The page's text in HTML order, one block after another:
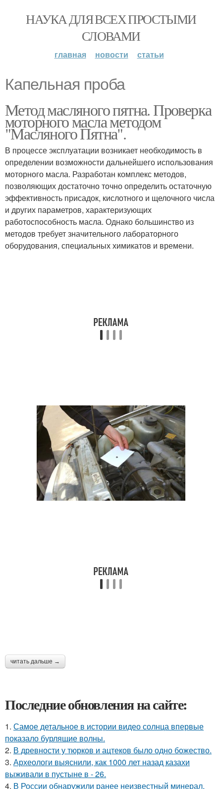
НАУКА ДЛЯ ВСЕХ ПРОСТЫМИ
СЛОВАМИ
главная новости статьи
Капельная проба
Метод масляного пятна. Проверка
моторного масла методом
"Масляного Пятна".
В процессе эксплуатации возникает необходимость в
определении возможности дальнейшего использования
моторного масла. Разработан комплекс методов,
позволяющих достаточно точно определить остаточную
эффективность присадок, кислотного и щелочного числа
и других параметров, характеризующих
работоспособность масла. Однако большинство из
методов требует значительного лабораторного
оборудования, специальных химикатов и времени.
читать дальше →
Последние обновления на сайте:
1. Самое детальное в истории видео солнца впервые
показало бурлящие волны.
2. В древности у тюрков и ацтеков было одно божество.
3. Археологи выяснили, как 1000 лет назад казахи
выживали в пустыне в - 26.
4. В России обнаружили ранее неизвестный минерал,